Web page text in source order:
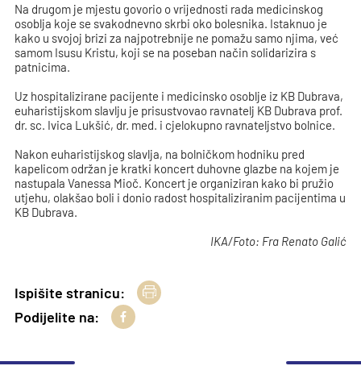
Na drugom je mjestu govorio o vrijednosti rada medicinskog
osoblja koje se svakodnevno skrbi oko bolesnika. Istaknuo je
kako u svojoj brizi za najpotrebnije ne pomažu samo njima, već
samom Isusu Kristu, koji se na poseban način solidarizira s
patnicima.
Uz hospitalizirane pacijente i medicinsko osoblje iz KB Dubrava,
euharistijskom slavlju je prisustvovao ravnatelj KB Dubrava prof.
dr. sc. Ivica Lukšić, dr. med. i cjelokupno ravnateljstvo bolnice.
Nakon euharistijskog slavlja, na bolničkom hodniku pred
kapelicom održan je kratki koncert duhovne glazbe na kojem je
nastupala Vanessa Mioč. Koncert je organiziran kako bi pružio
utjehu, olakšao boli i donio radost hospitaliziranim pacijentima u
KB Dubrava.
IKA/Foto: Fra Renato Galić
Ispišite stranicu:
Podijelite na: